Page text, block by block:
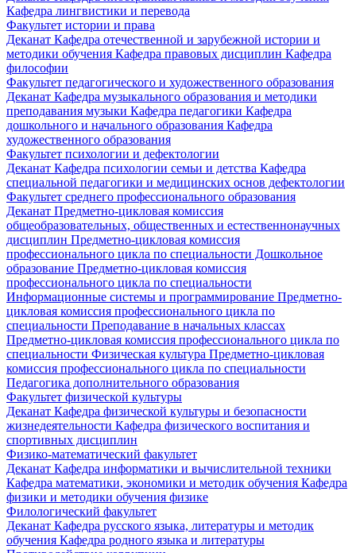
Кафедра лингвистики и перевода
Факультет истории и права
Деканат Кафедра отечественной и зарубежной истории и
методики обучения Кафедра правовых дисциплин Кафедра
философии
Факультет педагогического и художественного образования
Деканат Кафедра музыкального образования и методики
преподавания музыки Кафедра педагогики Кафедра
дошкольного и начального образования Кафедра
художественного образования
Факультет психологии и дефектологии
Деканат Кафедра психологии семьи и детства Кафедра
специальной педагогики и медицинских основ дефектологии
Факультет среднего профессионального образования
Деканат Предметно-цикловая комиссия
общеобразовательных, общественных и естественнонаучных
дисциплин Предметно-цикловая комиссия
профессионального цикла по специальности Дошкольное
образование Предметно-цикловая комиссия
профессионального цикла по специальности
Информационные системы и программирование Предметно-
цикловая комиссия профессионального цикла по
специальности Преподавание в начальных классах
Предметно-цикловая комиссия профессионального цикла по
специальности Физическая культура Предметно-цикловая
комиссия профессионального цикла по специальности
Педагогика дополнительного образования
Факультет физической культуры
Деканат Кафедра физической культуры и безопасности
жизнедеятельности Кафедра физического воспитания и
спортивных дисциплин
Физико-математический факультет
Деканат Кафедра информатики и вычислительной техники
Кафедра математики, экономики и методик обучения Кафедра
физики и методики обучения физике
Филологический факультет
Деканат Кафедра русского языка, литературы и методик
обучения Кафедра родного языка и литературы